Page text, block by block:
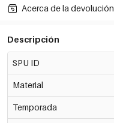
Acerca de la devolución
Descripción
SPU ID
Material
Temporada